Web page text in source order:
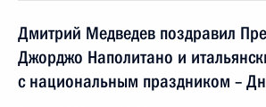
Дмитрий Медведев поздравил
Джорджо Наполитано и
с национальным праздником –